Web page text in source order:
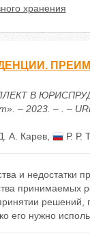
хранения
В
– 2023. – . –
А. Карев, Р. Р.
и недостатки
принимаемых
решений,
его нужно